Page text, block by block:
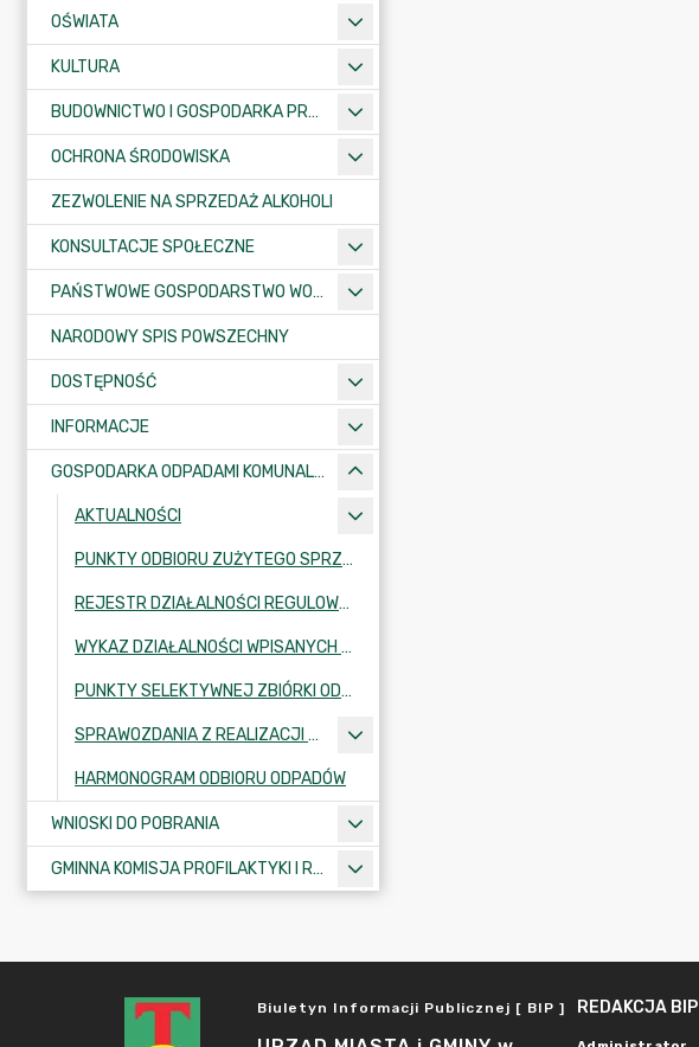
OŚWIATA
KULTURA
BUDOWNICTWO I GOSPODARKA PRZESTRZENNA
OCHRONA ŚRODOWISKA
ZEZWOLENIE NA SPRZEDAŻ ALKOHOLI
KONSULTACJE SPOŁECZNE
PAŃSTWOWE GOSPODARSTWO WODNE WODY POLSKIE
NARODOWY SPIS POWSZECHNY
DOSTĘPNOŚĆ
INFORMACJE
GOSPODARKA ODPADAMI KOMUNALNYMI
AKTUALNOŚCI
PUNKTY ODBIORU ZUŻYTEGO SPRZĘTU ELEKTRYCZNEGO NA TERENIE GMINY ŚLESIN
REJESTR DZIAŁALNOŚCI REGULOWANEJ W ZAKRESIE ODBIERANIA ODPADÓW KOMUNALNYCH OD WŁAŚCICIELI
WYKAZ DZIAŁALNOŚCI WPISANYCH DO REJESTRU DZIAŁALNOŚCI REGULOWANEJ W ZAKRESIE ODBIORU ODPADÓW KOMUNLANYCH
PUNKTY SELEKTYWNEJ ZBIÓRKI ODPADÓW KOMUNALNYCH
SPRAWOZDANIA Z REALIZACJI ZADAŃ Z ZAKRESU GOSPODARKI ODPADAMI KOMUNALNYMI
HARMONOGRAM ODBIORU ODPADÓW
WNIOSKI DO POBRANIA
GMINNA KOMISJA PROFILAKTYKI I ROZWIĄZYWANIA PROBLEMÓW ALKOHOLOWYCH
Biuletyn Informacji Publicznej [ BIP ] REDAKCJA BIP